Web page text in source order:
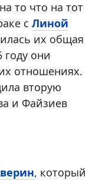
то что на тот
с Линой
их общая
году они
отношениях.
вторую
и Файзиев
, который